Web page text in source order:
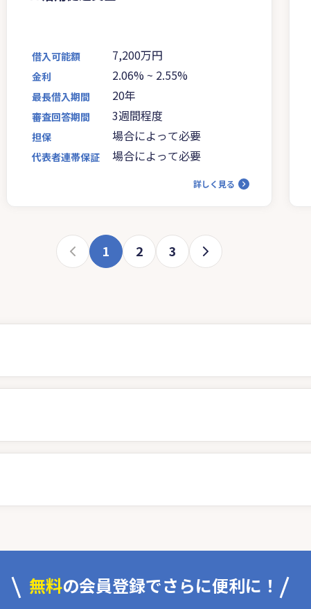
借入可能額 7,200万円
金利 2.06% ~ 2.55%
最長借入期間 20年
審査回答期間 3週間程度
担保 場合によって必要
代表者連帯保証 場合によって必要
詳しく見る
1 2 3
無料の会員登録でさらに便利に！